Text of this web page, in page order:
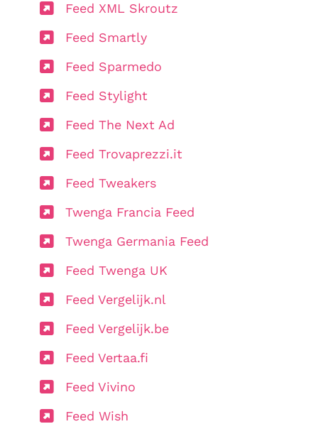
Feed XML Skroutz
Feed Smartly
Feed Sparmedo
Feed Stylight
Feed The Next Ad
Feed Trovaprezzi.it
Feed Tweakers
Twenga Francia Feed
Twenga Germania Feed
Feed Twenga UK
Feed Vergelijk.nl
Feed Vergelijk.be
Feed Vertaa.fi
Feed Vivino
Feed Wish